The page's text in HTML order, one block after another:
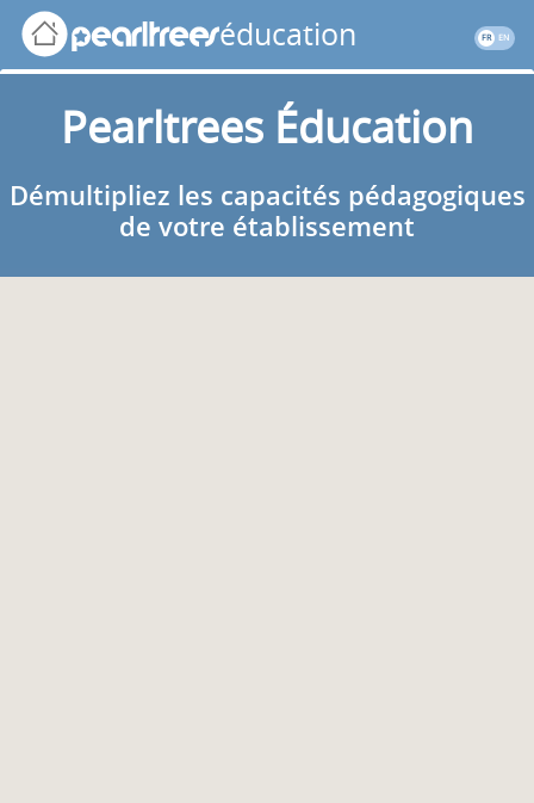
éducation FR EN
Pearltrees Éducation
Démultipliez les capacités pédagogiques
de votre établissement
Panneau de gestion des cookies